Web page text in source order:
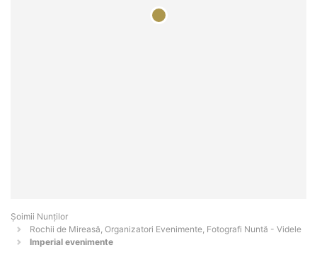
Șoimii Nunților
Rochii de Mireasă, Organizatori Evenimente, Fotografi Nuntă - Videle
Imperial evenimente